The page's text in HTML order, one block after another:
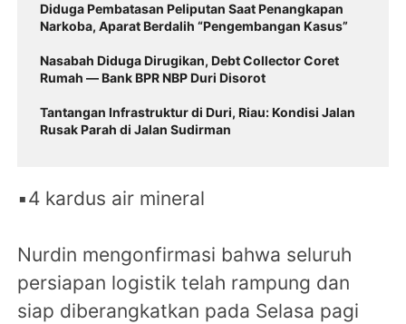
Diduga Pembatasan Peliputan Saat Penangkapan
Narkoba, Aparat Berdalih “Pengembangan Kasus”
Nasabah Diduga Dirugikan, Debt Collector Coret
Rumah — Bank BPR NBP Duri Disorot
Tantangan Infrastruktur di Duri, Riau: Kondisi Jalan
Rusak Parah di Jalan Sudirman
▪️4 kardus air mineral
Nurdin mengonfirmasi bahwa seluruh
persiapan logistik telah rampung dan
siap diberangkatkan pada Selasa pagi